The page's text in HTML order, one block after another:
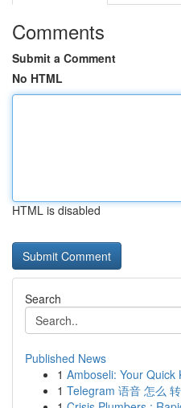
Comments
Submit a Comment
No HTML
HTML is disabled
Search
Published News
1 Amboseli: Your Quick
1 Telegram 语音 怎么